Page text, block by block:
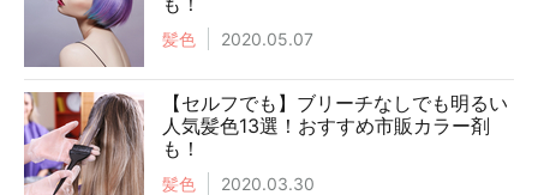
髪色 2020.05.07
【セルフでも】ブリーチなしでも明るい
人気髪色13選！おすすめ市販カラー剤
も！
髪色 2020.03.30